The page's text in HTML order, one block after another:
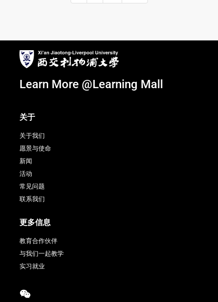
Learn More @Learning Mall
关于
关于我们
愿景与使命
新闻
活动
常见问题
联系我们
更多信息
教育合作伙伴
与我们一起教学
实习就业